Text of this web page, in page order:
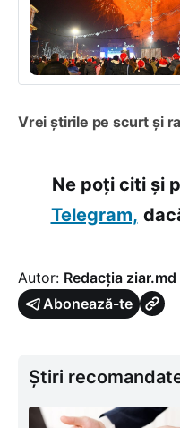
Vrei știrile pe scurt și
Ne poți citi și
Telegram,
Autor: Redacția ziar.md
Abonează-te
Știri